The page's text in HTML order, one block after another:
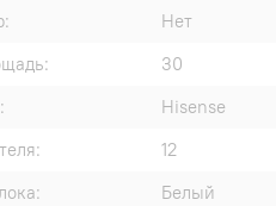
Нет
30
Hisense
12
Белый